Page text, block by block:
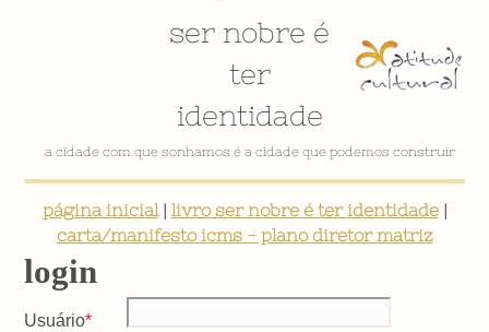
ser nobre é
ter
identidade
a cidade com que sonhamos é a cidade que podemos construir
página inicial| livro ser nobre é ter identidade|
carta/manifesto icms - plano diretor matriz
login
Usuário